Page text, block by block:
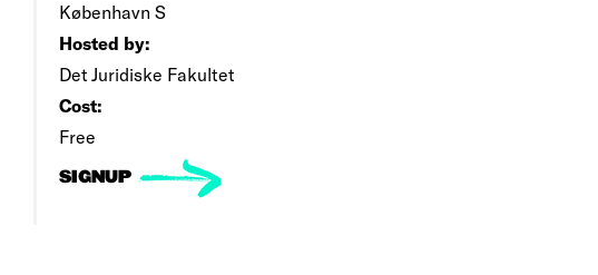
København S
Hosted by:
Det Juridiske Fakultet
Cost:
Free
SIGNUP